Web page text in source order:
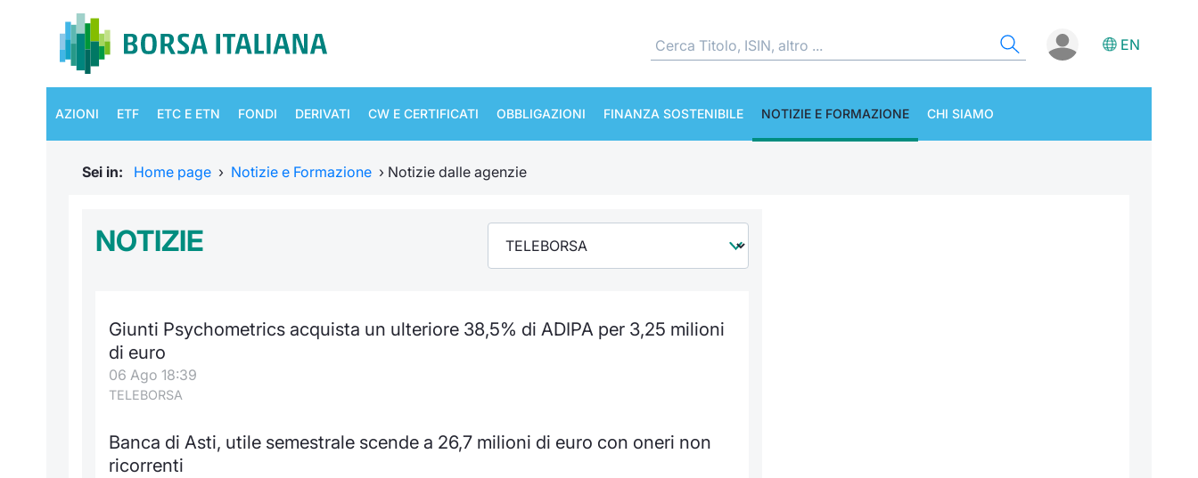
EN
AZIONI ETF ETC E ETN FONDI DERIVATI CW E CERTIFICATI OBBLIGAZIONI FINANZA SOSTENIBILE NOTIZIE E FORMAZIONE CHI SIAMO
Sei in: Home page › Notizie e Formazione › Notizie dalle agenzie
NOTIZIE
Giunti Psychometrics acquista un ulteriore 38,5% di ADIPA per 3,25 milioni
di euro
06 Ago 18:39
TELEBORSA
Banca di Asti, utile semestrale scende a 26,7 milioni di euro con oneri non
ricorrenti